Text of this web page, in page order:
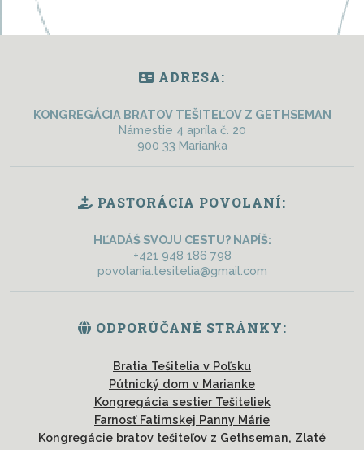
ADRESA:
KONGREGÁCIA BRATOV TEŠITEĽOV Z GETHSEMAN
Námestie 4 apríla č. 20
900 33 Marianka
PASTORÁCIA POVOLANÍ:
HĽADÁŠ SVOJU CESTU? NAPÍŠ:
+421 948 186 798
povolania.tesitelia@gmail.com
ODPORÚČANÉ STRÁNKY:
Bratia Tešitelia v Poľsku
Pútnický dom v Marianke
Kongregácia sestier Tešiteliek
Farnosť Fatimskej Panny Márie
Kongregácie bratov tešiteľov z Gethseman, Zlaté